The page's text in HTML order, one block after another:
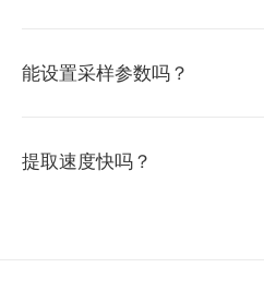
能设置采样参数吗？
提取速度快吗？